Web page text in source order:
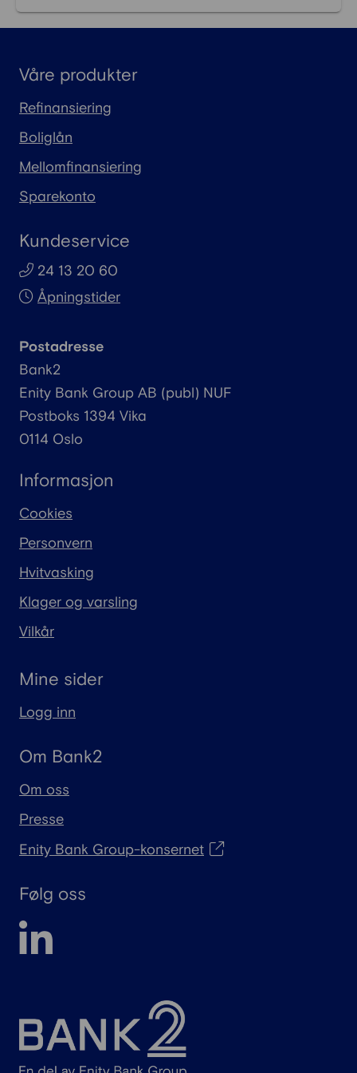
Våre produkter
Refinansiering
Boliglån
Mellomfinansiering
Sparekonto
Kundeservice
24 13 20 60
Åpningstider
Postadresse
Bank2
Enity Bank Group AB (publ) NUF
Postboks 1394 Vika
0114 Oslo
Informasjon
Cookies
Personvern
Hvitvasking
Klager og varsling
Vilkår
Mine sider
Logg inn
Om Bank2
Om oss
Presse
Enity Bank Group-konsernet
Følg oss